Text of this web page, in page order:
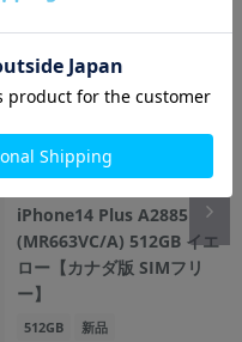
iPhone14 Plus A2885
(MR663VC/A) 512GB イエ
ロー【カナダ版 SIMフリ
ー】
512GB 新品